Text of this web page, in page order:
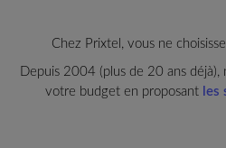
Chez Prixtel, vous ne
Depuis 2004 (plus de 20 ans
votre budget en proposant les